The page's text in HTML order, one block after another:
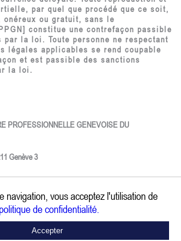
par quel que procédé que ce soit,
ou gratuit, sans le
constitue une contrefaçon passible
par la loi. Toute personne ne respectant
légales applicables se rend coupable
et est passible des sanctions
la loi.
PROFESSIONNELLE GENEVOISE DU
Genève 3
Politique de confidentialité.
navigation, vous acceptez l'utilisation de
de confidentialité.
Accepter